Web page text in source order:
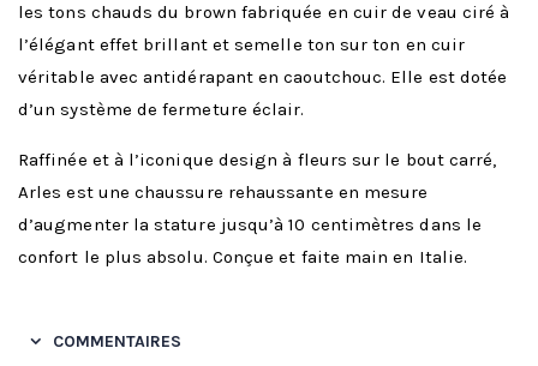
les tons chauds du brown fabriquée en cuir de veau ciré à
l’élégant effet brillant et semelle ton sur ton en cuir
véritable avec antidérapant en caoutchouc. Elle est dotée
d’un système de fermeture éclair.
Raffinée et à l’iconique design à fleurs sur le bout carré,
Arles est une chaussure rehaussante en mesure
d’augmenter la stature jusqu’à 10 centimètres dans le
confort le plus absolu. Conçue et faite main en Italie.
COMMENTAIRES